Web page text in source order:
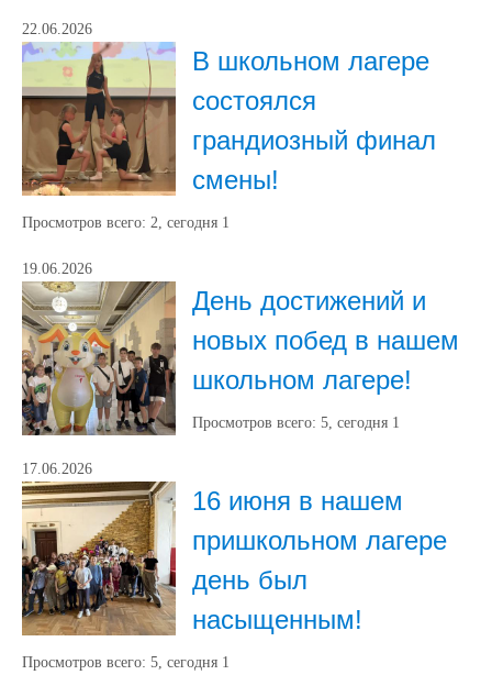
22.06.2026
В школьном лагере
состоялся
грандиозный финал
смены!
Просмотров всего: 2, сегодня 1
19.06.2026
День достижений и
новых побед в нашем
школьном лагере!
Просмотров всего: 5, сегодня 1
17.06.2026
16 июня в нашем
пришкольном лагере
день был
насыщенным!
Просмотров всего: 5, сегодня 1